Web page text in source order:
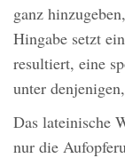
ganz
Hingabe setzt
resultiert, eine
unter
Das lateinische
nur die